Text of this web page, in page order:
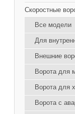
Скоростные
Все модели
Для
Внешние
Ворота для
Ворота для
Ворота с